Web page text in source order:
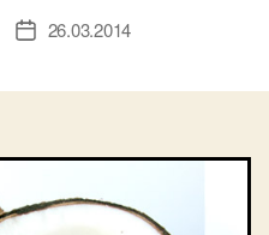
Дата26.03.2014